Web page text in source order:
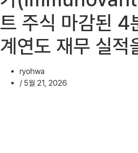
트 주식 마감된 4
계연도 재무 실적
ryohwa
/ 5월 21, 2026